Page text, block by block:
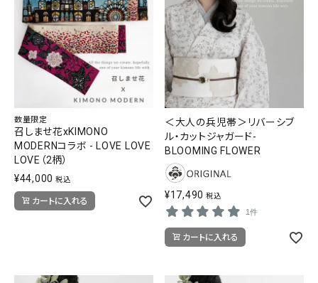
数量限定
召しませ花xKIMONO
MODERNコラボ - LOVE LOVE
LOVE（2柄）
¥44,000 税込
カートに入れる
＜大人の兵児帯＞リバーシブ
ル・カットジャガード-
BLOOMING FLOWER
¥17,490 税込
1件
カートに入れる